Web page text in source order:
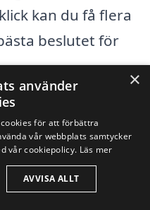
kan du få flera
beslutet för
och utan
×
använder
för att förbättra
vår webbplats samtycker
vår cookiepolicy. Läs mer
AVVISA ALLT